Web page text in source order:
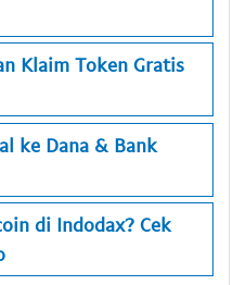
Klaim Token Gratis
ke Dana & Bank
di Indodax? Cek